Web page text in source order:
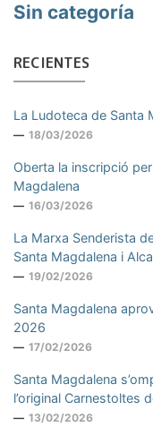
Sin categoría
RECIENTES
La Ludoteca de Santa
18/03/2026
Oberta la inscripció
Magdalena
16/03/2026
La Marxa Senderista
Santa Magdalena i
19/02/2026
Santa Magdalena
2026
17/02/2026
Santa Magdalena
l’original Carnestoltes
13/02/2026